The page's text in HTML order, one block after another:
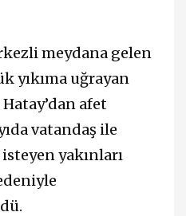
meydana gelen
yıkıma uğrayan
afet
vatandaş ile
yakınları